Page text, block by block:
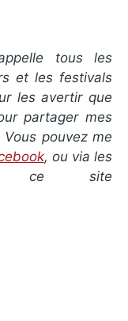
tous les
et les festivals
les avertir que
partager mes
pouvez me
, ou via les
ce site